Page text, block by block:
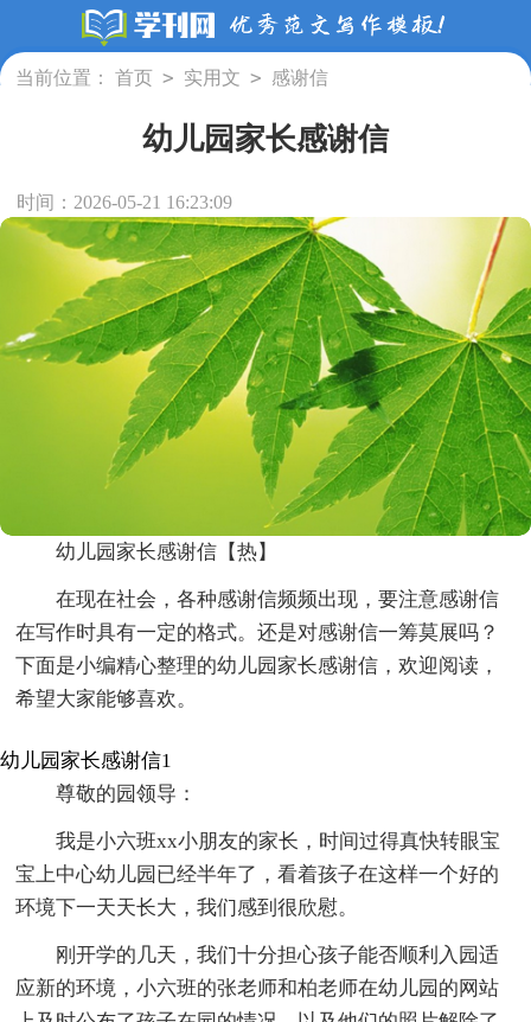
当前位置： 首页 > 实用文 > 感谢信
幼儿园家长感谢信
时间：2026-05-21 16:23:09
幼儿园家长感谢信【热】
在现在社会，各种感谢信频频出现，要注意感谢信
在写作时具有一定的格式。还是对感谢信一筹莫展吗？
下面是小编精心整理的幼儿园家长感谢信，欢迎阅读，
希望大家能够喜欢。
幼儿园家长感谢信1
尊敬的园领导：
我是小六班xx小朋友的家长，时间过得真快转眼宝
宝上中心幼儿园已经半年了，看着孩子在这样一个好的
环境下一天天长大，我们感到很欣慰。
刚开学的几天，我们十分担心孩子能否顺利入园适
应新的环境，小六班的张老师和柏老师在幼儿园的网站